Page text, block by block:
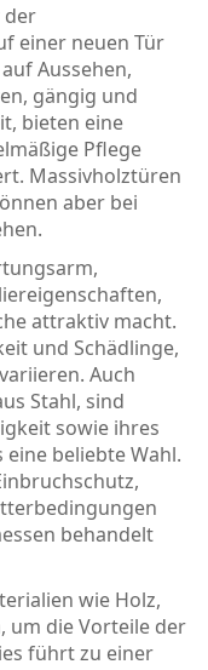
der
einer neuen Tür
Aussehen,
gängig und
bieten eine
Pflege
Massivholztüren
aber bei
attraktiv macht.
und Schädlinge,
Auch
Stahl, sind
sowie ihres
beliebte Wahl.
behandelt
wie Holz,
um die Vorteile der
führt zu einer